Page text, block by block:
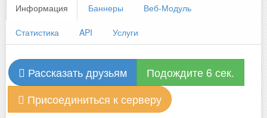
Информация Баннеры Веб-Модуль
Статистика API Услуги
Рассказать друзьям
Подождите 6 сек.
Присоединиться к серверу